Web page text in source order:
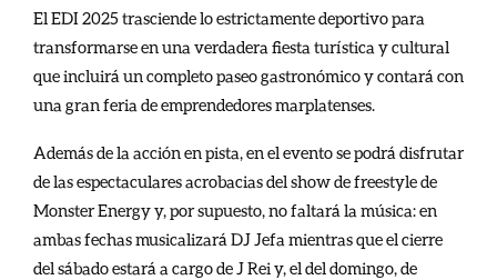
El EDI 2025 trasciende lo estrictamente deportivo para
transformarse en una verdadera fiesta turística y cultural
que incluirá un completo paseo gastronómico y contará con
una gran feria de emprendedores marplatenses.
Además de la acción en pista, en el evento se podrá disfrutar
de las espectaculares acrobacias del show de freestyle de
Monster Energy y, por supuesto, no faltará la música: en
ambas fechas musicalizará DJ Jefa mientras que el cierre
del sábado estará a cargo de J Rei y, el del domingo, de